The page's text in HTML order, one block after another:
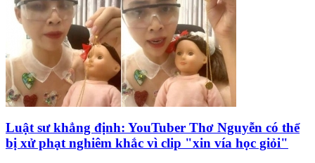
Luật sư khẳng định: YouTuber Thơ Nguyễn có thể
bị xử phạt nghiêm khắc vì clip "xin vía học giỏi"